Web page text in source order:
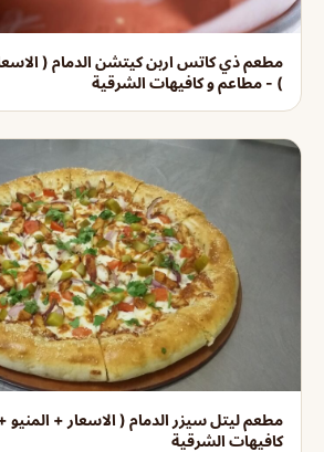
مطعم ذي كاتس اربن كيتشن الدمام (
) - مطاعم و كافيهات الشرقية
مطعم ليتل سيزر الدمام ( الاسعار +
كافيهات الشرقية